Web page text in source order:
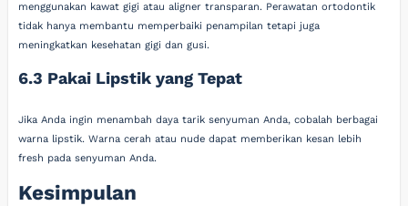
menggunakan kawat gigi atau aligner transparan. Perawatan ortodontik
tidak hanya membantu memperbaiki penampilan tetapi juga
meningkatkan kesehatan gigi dan gusi.
6.3 Pakai Lipstik yang Tepat
Jika Anda ingin menambah daya tarik senyuman Anda, cobalah berbagai
warna lipstik. Warna cerah atau nude dapat memberikan kesan lebih
fresh pada senyuman Anda.
Kesimpulan